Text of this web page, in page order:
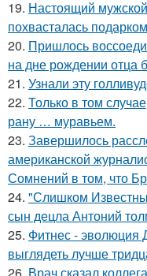
19. Настоящий
похвасталась
20. Пришлось
на дне рождении отца
21. Узнали эту
22. Только в том
рану … муравьем.
23. Завершилось
американской
Сомнений в том, что
24. "Слишком
сын децла Антоний
25. Фитнес - эволюция
выглядеть лучше